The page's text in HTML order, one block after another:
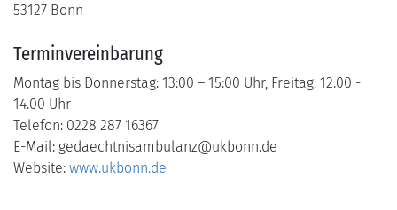
53127 Bonn
Terminvereinbarung
Montag bis Donnerstag: 13:00 – 15:00 Uhr, Freitag: 12.00 -
14.00 Uhr
Telefon: 0228 287 16367
E-Mail: gedaechtnisambulanz@ukbonn.de
Website: www.ukbonn.de